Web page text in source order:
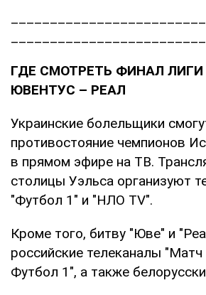
ГДЕ СМОТРЕТЬ ФИНАЛ
ЮВЕНТУС – РЕАЛ
Украинские болельщики
противостояние чемпионов
в прямом эфире на ТВ.
столицы Уэльса организуют
"Футбол 1" и "НЛО TV".
Кроме того, битву "Юве" и
российские телеканалы
Футбол 1", а также